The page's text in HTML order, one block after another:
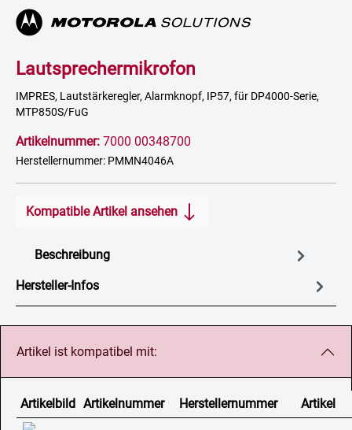
Lautsprechermikrofon
IMPRES, Lautstärkeregler, Alarmknopf, IP57, für DP4000-Serie,
MTP850S/FuG
Artikelnummer: 7000 00348700
Herstellernummer: PMMN4046A
Kompatible Artikel ansehen
Beschreibung
Hersteller-Infos
Artikel ist kompatibel mit:
Artikelbild Artikelnummer Herstellernummer Artikel